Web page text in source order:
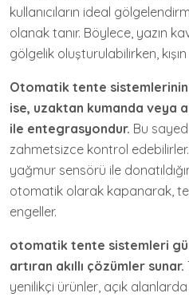
kullanıcıların ideal
olanak tanır. Böylece, yazın
gölgelik oluşturulabilirken,
Otomatik tente
ise, uzaktan kumanda veya
ile entegrasyondur. Bu
zahmetsizce kontrol
yağmur sensörü ile
otomatik olarak kapanarak,
engeller.
otomatik tente sistemleri
artıran akıllı çözümler sunar.
yenilikçi ürünler, açık